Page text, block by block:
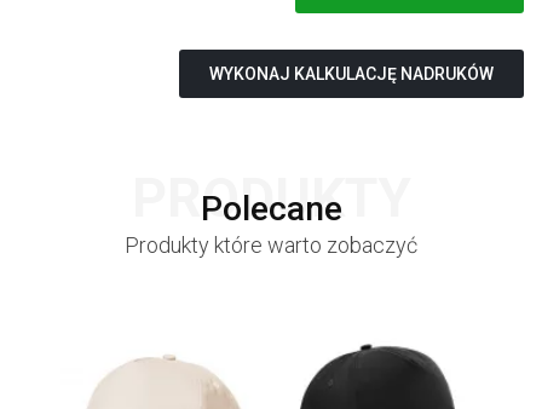
WYKONAJ KALKULACJĘ NADRUKÓW
Polecane
PRODUKTY
Produkty które warto zobaczyć